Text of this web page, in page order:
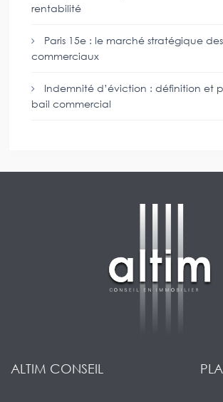
rentabilité
Paris 15e : le marché stratégique
commerciaux
Indemnité d’éviction : définition et
bail commercial
ALTIM CONSEIL